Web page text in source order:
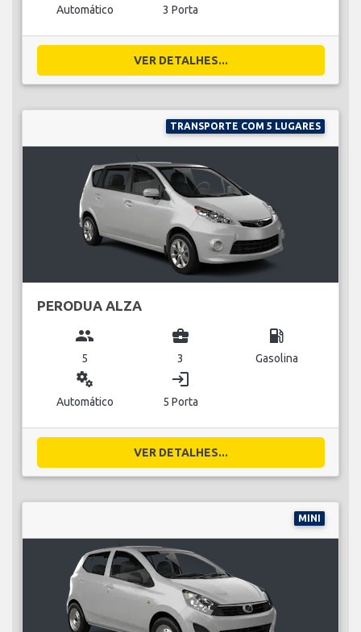
Automático 3 Porta
VER DETALHES...
TRANSPORTE COM 5 LUGARES
PERODUA ALZA
group
5
business_center
3
local_gas_station
Gasolina
miscellaneous_services
Automático
login
5 Porta
VER DETALHES...
MINI